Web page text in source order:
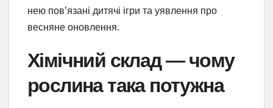
нею пов’язані дитячі ігри та уявлення про
весняне оновлення.
Хімічний склад — чому
рослина така потужна